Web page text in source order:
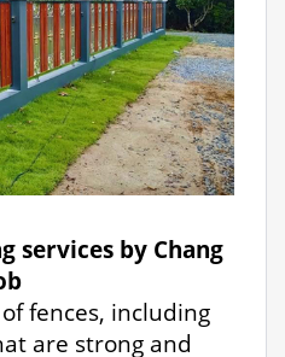
services by Chang
fences, including
are strong and